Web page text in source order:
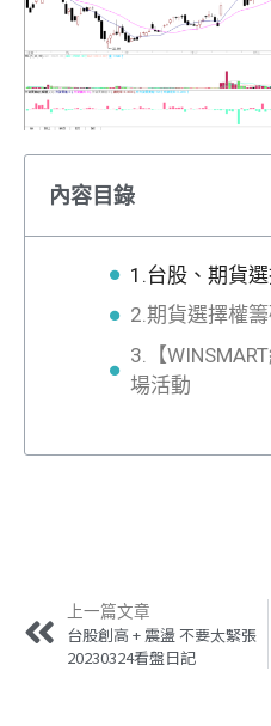
內容目錄
1.台股、期貨
2.期貨選擇權
3.【
場活動
上一篇文章
台股創高 + 震盪 不要太緊張
20230324看盤日記